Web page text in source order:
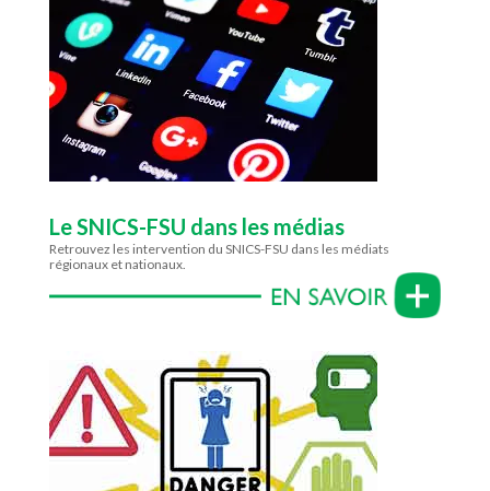
Le SNICS-FSU dans les médias
Retrouvez les intervention du SNICS-FSU dans les médiats
régionaux et nationaux.